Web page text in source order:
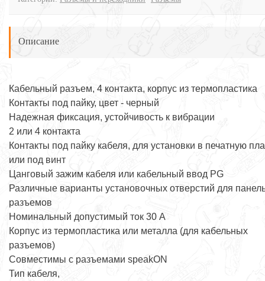
Описание
Кабельный разъем, 4 контакта, корпус из термопластика
Контакты под пайку, цвет - черный
Надежная фиксация, устойчивость к вибрации
2 или 4 контакта
Контакты под пайку кабеля, для установки в печатную
или под винт
Цанговый зажим кабеля или кабельный ввод PG
Различные варианты установочных отверстий для
разъемов
Номинальный допустимый ток 30 А
Корпус из термопластика или металла (для кабельных
разъемов)
Совместимы с разъемами speakON
Тип кабеля,